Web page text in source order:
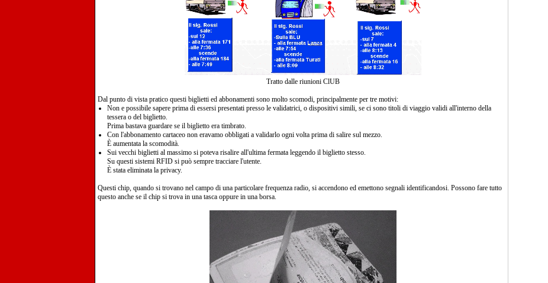
Tratto dalle riunioni ClUB
Dal punto di vista pratico questi biglietti ed abbonamenti sono molto scomodi, principalmente per tre motivi:
Non e possibile sapere prima di essersi presentati presso le validatrici, o dispositivi simili, se ci sono titoli di viaggio validi all'interno della
tessera o del biglietto.
Prima bastava guardare se il biglietto era timbrato.
Con l'abbonamento cartaceo non eravamo obbligati a validarlo ogni volta prima di salire sul mezzo.
È aumentata la scomodità.
Sui vecchi biglietti al massimo si poteva risalire all'ultima fermata leggendo il biglietto stesso.
Su questi sistemi RFID si può sempre tracciare l'utente.
È stata eliminata la privacy.
Questi chip, quando si trovano nel campo di una particolare frequenza radio, si accendono ed emettono segnali identificandosi. Possono fare tutto
questo anche se il chip si trova in una tasca oppure in una borsa.